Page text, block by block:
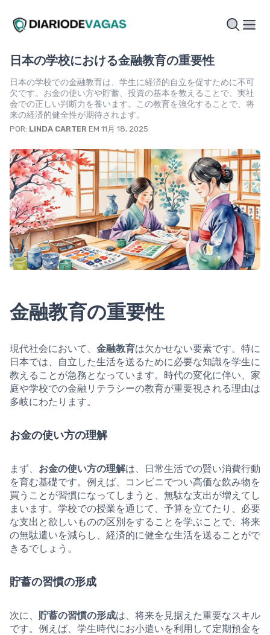
日本の学校における金融教育の重要性
日本の学校での金融教育は、学生に経済的自立を促すために不可
欠です。お金の使い方や貯蓄、投資の基本を教えることで、実社
会での正しい判断力を養います。この教育を強化することで、将
来の経済的健全性が期待されます。
POR: LINDA CARTER EM 11月 18, 2025
金融教育の重要性
現代社会において、 金融教育は欠かせない要素です。特に
日本では、自立した生活を送るために必要な知識を学生に
教えることが急務となっています。時代の変化に伴い、家
庭や学校での金融リテラシーの教育が重要視される理由は
多岐にわたります。
お金の使い方の理解
まず、 お金の使い方の理解は、日常生活での賢い消費行動
を育む基礎です。例えば、コンビニでつい高価な飲み物を
買うことが習慣になってしまうと、無駄な支出が増えてし
まいます。学校での授業を通じて、予算を立てたり、必要
な支出と欲しいものの区別をすることを学ぶことで、将来
の無駄遣いを減らし、経済的に健全な生活を送ることがで
きるでしょう。
貯蓄の習慣の形成
次に、 貯蓄の習慣の形成は、将来を見据えた重要なスキル
です。例えば、学生時代にお小遣いを利用して定期預金を